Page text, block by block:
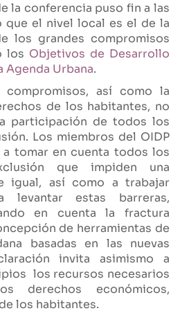
la conferencia puso fin a las
que el nivel local es el de la
los grandes compromisos
los Objetivos de Desarrollo
Agenda Urbana.
compromisos, así como la
de los habitantes, no
participación de todos los
Los miembros del OIDP
tomar en cuenta todos los
que impiden una
igual, así como a trabajar
levantar estas barreras,
en cuenta la fractura
de herramientas de
basadas en las nuevas
invita asimismo a
los recursos necesarios
derechos económicos,
los habitantes.